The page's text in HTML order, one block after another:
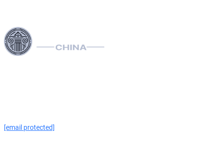
[email protected]